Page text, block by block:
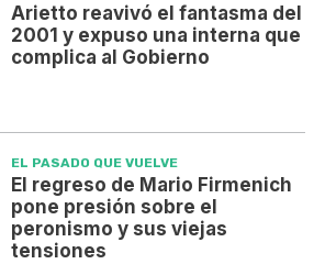
Arietto reavivó el fantasma del
2001 y expuso una interna que
complica al Gobierno
EL PASADO QUE VUELVE
El regreso de Mario Firmenich
pone presión sobre el
peronismo y sus viejas
tensiones